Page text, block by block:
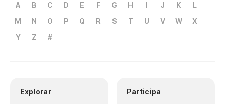
A B C D E F G H I J K
L
M
N O P Q R S T U V W
X
Y
Z #
Explorar Participa